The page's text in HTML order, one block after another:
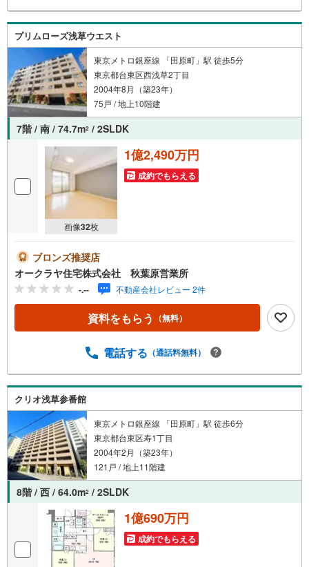
プリムローズ浅草ウエスト
東京メトロ銀座線 「田原町」駅 徒歩5分
東京都台東区西浅草2丁目
2004年8月（築23年）
75戸 / 地上10階建
7階 / 南 / 74.7m2 / 2SLDK
画像32枚
1億2,490万円
成約でもらえる
ブロンズ推奨店
オークラヤ住宅株式会社 秋葉原営業所
-.-- 不動産会社レビュー 2件
資料をもらう （無料）
電話する （通話料無料）
クリオ浅草参番館
東京メトロ銀座線 「田原町」駅 徒歩6分
東京都台東区寿1丁目
2004年2月（築23年）
121戸 / 地上11階建
8階 / 西 / 64.0m2 / 2SLDK
1億690万円
成約でもらえる